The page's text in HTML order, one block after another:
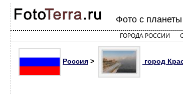
Фото с
ГОРОДА РОССИИ
Россия > город